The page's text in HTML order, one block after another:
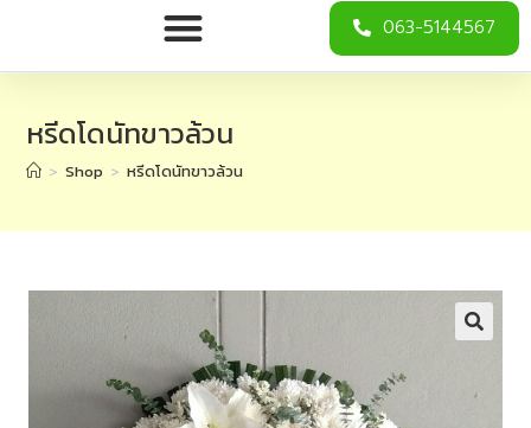
063-5144567
หรีดโดนัทขาวล้วน
> Shop > หรีดโดนัทขาวล้วน